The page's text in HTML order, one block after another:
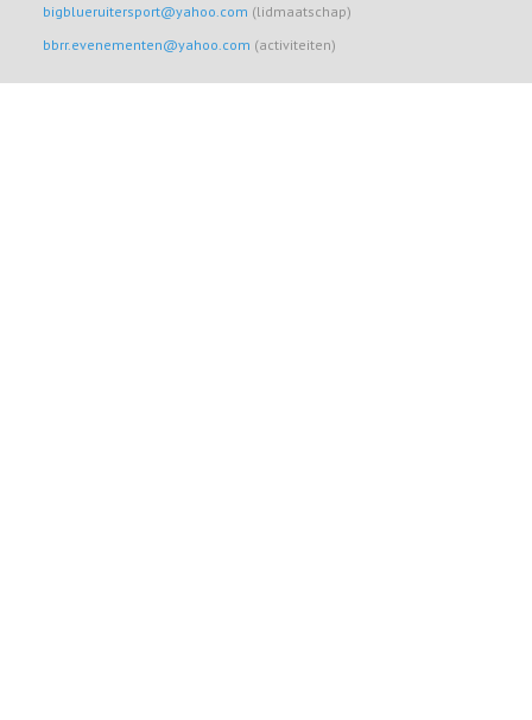
bigblueruitersport@yahoo.com (lidmaatschap)
bbrr.evenementen@yahoo.com (activiteiten)